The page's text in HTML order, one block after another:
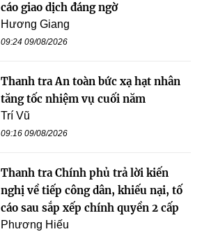
cáo giao dịch đáng ngờ
Hương Giang
09:24 09/08/2026
Thanh tra An toàn bức xạ hạt nhân
tăng tốc nhiệm vụ cuối năm
Trí Vũ
09:16 09/08/2026
Thanh tra Chính phủ trả lời kiến
nghị về tiếp công dân, khiếu nại, tố
cáo sau sắp xếp chính quyền 2 cấp
Phương Hiếu